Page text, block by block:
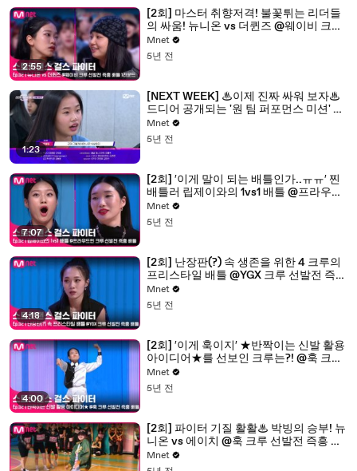
2:55
[2회] 마스터 취향저격! 불꽃튀는 리더들
의 싸움! 뉴니온 vs 더퀸즈 @웨이비 크루
선발전 즉흥 배틀 1라운드
Mnet
5년 전
1:23
[NEXT WEEK] ♨이제 진짜 싸워 보자♨
드디어 공개되는 '원 팀 퍼포먼스 미션' 크
루들의 가면 속 정체!
Mnet
5년 전
7:07
[2회] ′이게 말이 되는 배틀인가..ㅠㅠ′ 찐
배틀러 립제이와의 1vs1 배틀 @프라우드
먼 크루 선발전 즉흥 배틀
Mnet
5년 전
4:18
[2회] 난장판(?) 속 생존을 위한 4 크루의
프리스타일 배틀 @YGX 크루 선발전 즉흥
배틀
Mnet
5년 전
4:00
[2회] ′이게 훅이지′ ★반짝이는 신발 활용
아이디어★를 선보인 크루는?! @훅 크루
선발전 즉흥 배틀
Mnet
5년 전
[2회] 파이터 기질 활활♨ 박빙의 승부! 뉴
니온 vs 에이치 @훅 크루 선발전 즉흥 배
틀
Mnet